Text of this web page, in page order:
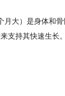
大）是身体和骨
支持其快速生长